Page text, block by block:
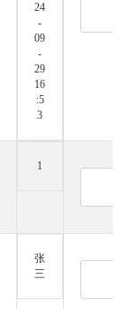
24
-
09
-
29
16
:5
3
1
张
三